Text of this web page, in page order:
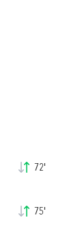
72'
75'